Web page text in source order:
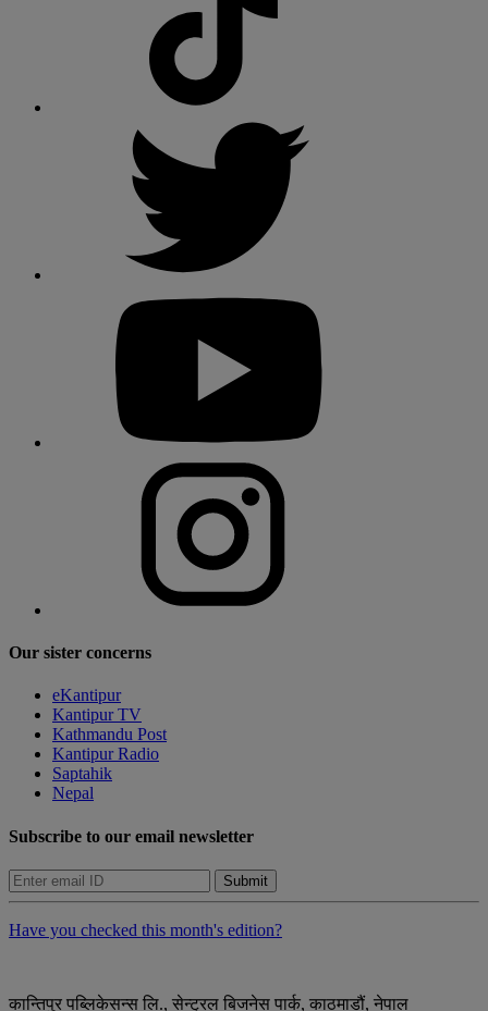
Our sister concerns
eKantipur
Kantipur TV
Kathmandu Post
Kantipur Radio
Saptahik
Nepal
Subscribe to our email newsletter
Submit
Have you checked this month's edition?
कान्तिपुर पब्लिकेसन्स लि., सेन्ट्रल बिजनेस पार्क, काठमाडौं, नेपाल